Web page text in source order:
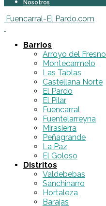
Nosotros
Fuencarral-El Pardo.com
Barrios
Arroyo del Fresno
Montecarmelo
Las Tablas
Castellana Norte
El Pardo
El Pilar
Fuencarral
Fuentelarreyna
Mirasierra
Peñagrande
La Paz
El Goloso
Distritos
Valdebebas
Sanchinarro
Hortaleza
Barajas